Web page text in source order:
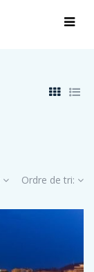
Ordre de tri: